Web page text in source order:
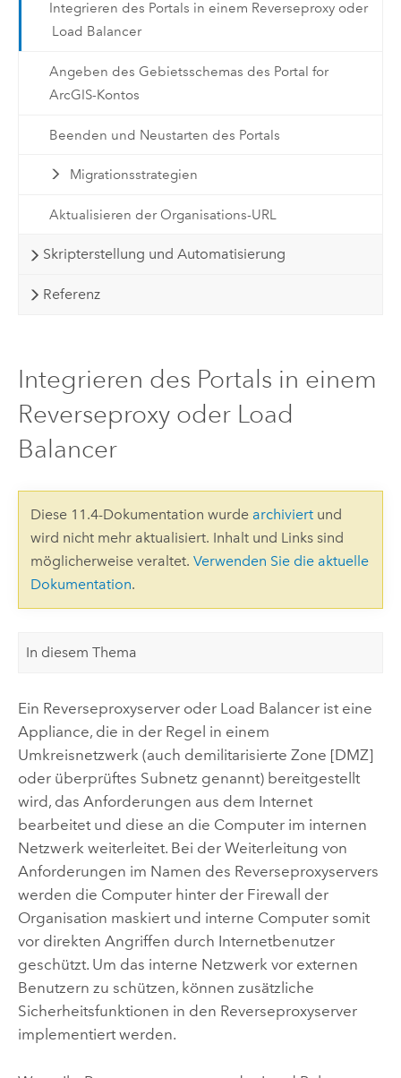
Integrieren des Portals in einem Reverseproxy oder
Load Balancer
Angeben des Gebietsschemas des Portal for
ArcGIS-Kontos
Beenden und Neustarten des Portals
Migrationsstrategien
Aktualisieren der Organisations-URL
Skripterstellung und Automatisierung
Referenz
Integrieren des Portals in einem
Reverseproxy oder Load
Balancer
Diese 11.4-Dokumentation wurde archiviertund
wird nicht mehr aktualisiert. Inhalt und Links sind
möglicherweise veraltet. Verwenden Sie die aktuelle
Dokumentation.
In diesem Thema
Ein Reverseproxyserver oder Load Balancer ist eine
Appliance, die in der Regel in einem
Umkreisnetzwerk (auch demilitarisierte Zone [DMZ]
oder überprüftes Subnetz genannt) bereitgestellt
wird, das Anforderungen aus dem Internet
bearbeitet und diese an die Computer im internen
Netzwerk weiterleitet. Bei der Weiterleitung von
Anforderungen im Namen des Reverseproxyservers
werden die Computer hinter der Firewall der
Organisation maskiert und interne Computer somit
vor direkten Angriffen durch Internetbenutzer
geschützt. Um das interne Netzwerk vor externen
Benutzern zu schützen, können zusätzliche
Sicherheitsfunktionen in den Reverseproxyserver
implementiert werden.